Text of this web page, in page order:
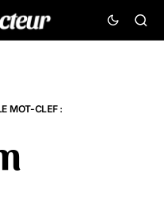
MOT-CLEF :